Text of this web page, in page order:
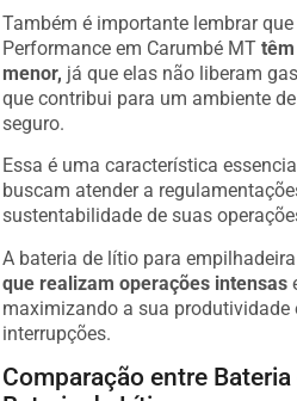
Também é importante lembrar que
Performance em Carumbé MT
já que elas não liberam
que contribui para um ambiente
seguro.
Essa é uma característica
buscam atender a
sustentabilidade de suas
A bateria de lítio para
que realizam operações intensas
maximizando a sua produtividade
interrupções.
Comparação entre